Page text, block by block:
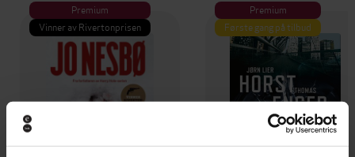
Premium
Vinner av Rivertonprisen
Premium
Første gang på tilbud